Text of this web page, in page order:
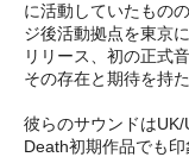
に活動していたもの
ジ後活動拠点を東京
リリース、初の正式
その存在と期待を持た
彼らのサウンドは
Death初期作品でも